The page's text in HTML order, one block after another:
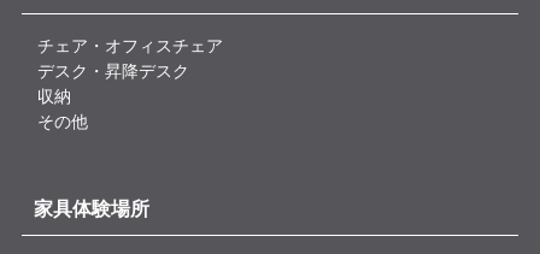
チェア・オフィスチェア
デスク・昇降デスク
収納
その他
家具体験場所